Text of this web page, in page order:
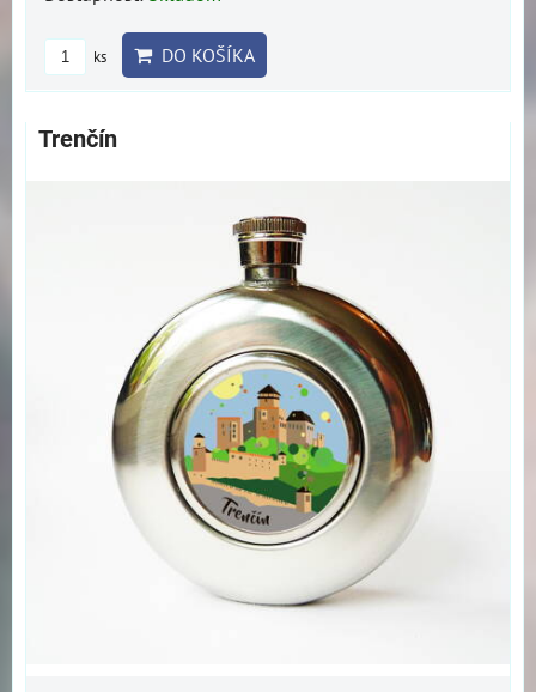
ks DO KOŠÍKA
Trenčín